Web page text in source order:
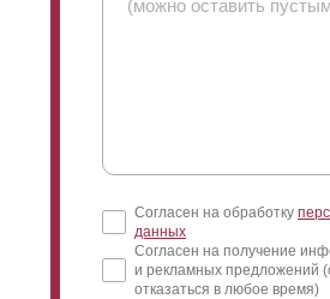
высота, которая в максимальном
Согласен на обработку
данных
Согласен на получение
и рекламных предложений
отказаться в любое время)